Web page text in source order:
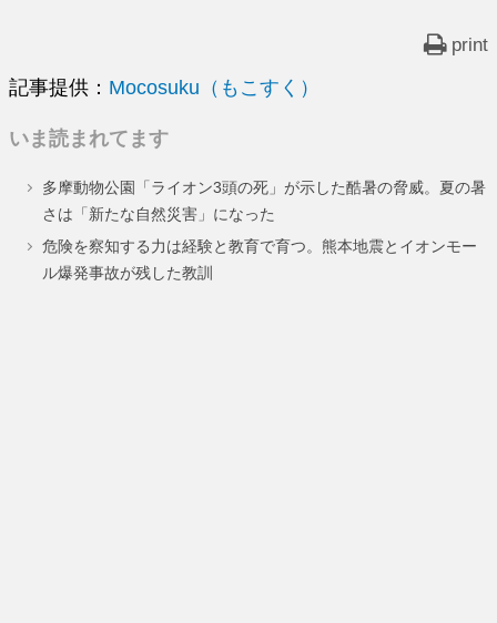
print
記事提供： Mocosuku（もこすく）
いま読まれてます
多摩動物公園「ライオン3頭の死」が示した酷暑の脅威。夏の暑
さは「新たな自然災害」になった
危険を察知する力は経験と教育で育つ。熊本地震とイオンモー
ル爆発事故が残した教訓